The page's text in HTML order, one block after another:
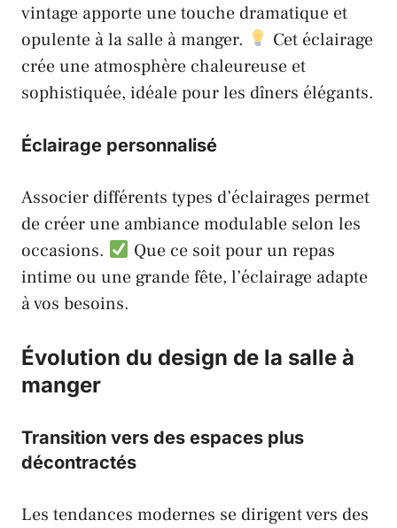
vintage apporte une touche dramatique et
opulente à la salle à manger.
Cet éclairage
crée une atmosphère chaleureuse et
sophistiquée, idéale pour les dîners élégants.
Éclairage personnalisé
Associer différents types d’éclairages permet
de créer une ambiance modulable selon les
occasions.
Que ce soit pour un repas
intime ou une grande fête, l’éclairage adapte
à vos besoins.
Évolution du design de la salle à
manger
Transition vers des espaces plus
décontractés
Les tendances modernes se dirigent vers des